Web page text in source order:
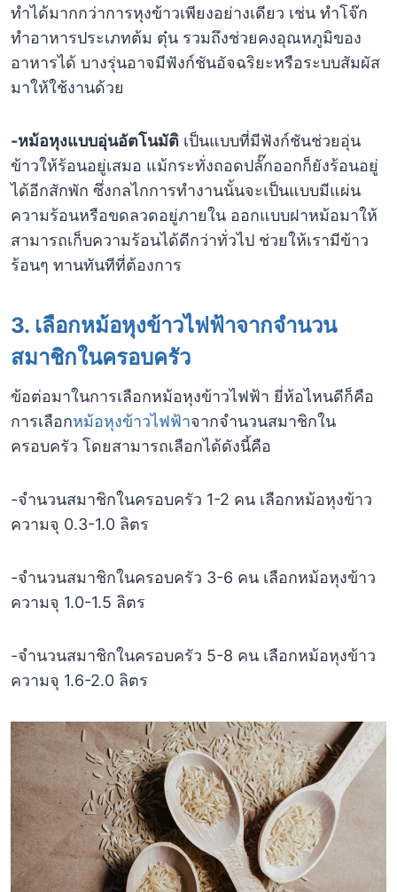
ทำได้มากกว่าการหุงข้าวเพียงอย่างเดียว เช่น ทำโจ๊ก
ทำอาหารประเภทต้ม ตุ๋น รวมถึงช่วยคงอุณหภูมิของ
อาหารได้ บางรุ่นอาจมีฟังก์ชันอัจฉริยะหรือระบบสัมผัส
มาให้ใช้งานด้วย
-หม้อหุงแบบอุ่นอัตโนมัติ เป็นแบบที่มีฟังก์ชันช่วยอุ่น
ข้าวให้ร้อนอยู่เสมอ แม้กระทั่งถอดปลั๊กออกก็ยังร้อนอยู่
ได้อีกสักพัก ซึ่งกลไกการทำงานนั้นจะเป็นแบบมีแผ่น
ความร้อนหรือขดลวดอยู่ภายใน ออกแบบฝาหม้อมาให้
สามารถเก็บความร้อนได้ดีกว่าทั่วไป ช่วยให้เรามีข้าว
ร้อนๆ ทานทันทีที่ต้องการ
3. เลือกหม้อหุงข้าวไฟฟ้าจากจำนวน
สมาชิกในครอบครัว
ข้อต่อมาในการเลือกหม้อหุงข้าวไฟฟ้า ยี่ห้อไหนดีก็คือ
การเลือกหม้อหุงข้าวไฟฟ้าจากจำนวนสมาชิกใน
ครอบครัว โดยสามารถเลือกได้ดังนี้คือ
-จำนวนสมาชิกในครอบครัว 1-2 คน เลือกหม้อหุงข้าว
ความจุ 0.3-1.0 ลิตร
-จำนวนสมาชิกในครอบครัว 3-6 คน เลือกหม้อหุงข้าว
ความจุ 1.0-1.5 ลิตร
-จำนวนสมาชิกในครอบครัว 5-8 คน เลือกหม้อหุงข้าว
ความจุ 1.6-2.0 ลิตร